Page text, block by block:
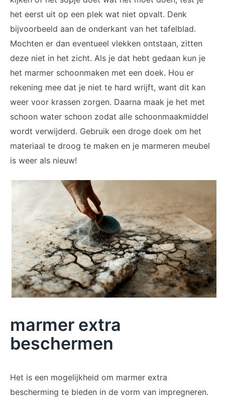
het eerst uit op een plek wat niet opvalt. Denk
bijvoorbeeld aan de onderkant van het tafelblad.
Mochten er dan eventueel vlekken ontstaan, zitten
deze niet in het zicht. Als je dat hebt gedaan kun je
het marmer schoonmaken met een doek. Hou er
rekening mee dat je niet te hard wrijft, want dit kan
weer voor krassen zorgen. Daarna maak je het met
schoon water schoon zodat alle schoonmaakmiddel
wordt verwijderd. Gebruik een droge doek om het
materiaal te droog te maken en je marmeren meubel
is weer als nieuw!
marmer extra
beschermen
Het is een mogelijkheid om marmer extra
bescherming te bieden in de vorm van impregneren.